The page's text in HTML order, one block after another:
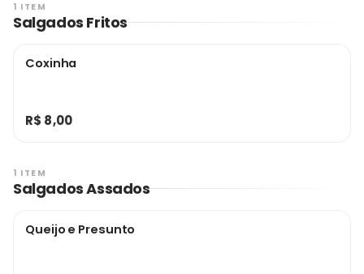
1 ITEM
Salgados Fritos
Coxinha
R$ 8,00
1 ITEM
Salgados Assados
Queijo e Presunto